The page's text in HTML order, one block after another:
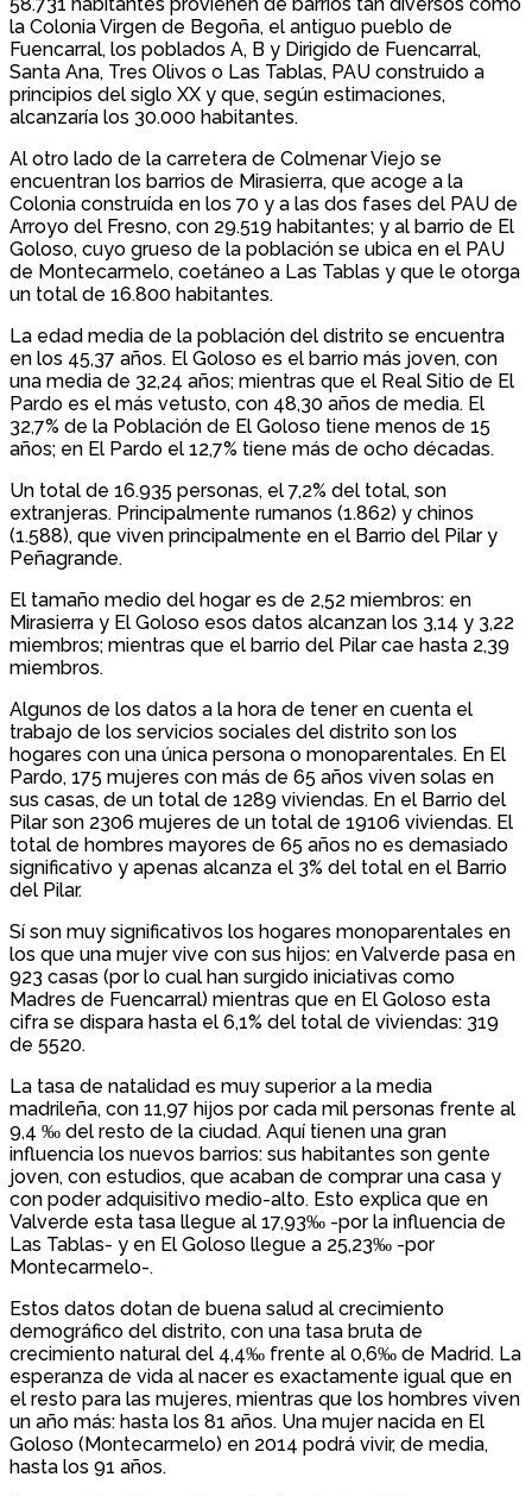
la Colonia Virgen de Begoña, el antiguo pueblo de
Fuencarral, los poblados A, B y Dirigido de Fuencarral,
Santa Ana, Tres Olivos o Las Tablas, PAU construido a
principios del siglo XX y que, según estimaciones,
alcanzaría los 30.000 habitantes.
Al otro lado de la carretera de Colmenar Viejo se
encuentran los barrios de Mirasierra, que acoge a la
Colonia construída en los 70 y a las dos fases del PAU de
Arroyo del Fresno, con 29.519 habitantes; y al barrio de El
Goloso, cuyo grueso de la población se ubica en el PAU
de Montecarmelo, coetáneo a Las Tablas y que le otorga
un total de 16.800 habitantes.
La edad media de la población del distrito se encuentra
en los 45,37 años. El Goloso es el barrio más joven, con
una media de 32,24 años; mientras que el Real Sitio de El
Pardo es el más vetusto, con 48,30 años de media. El
32,7% de la Población de El Goloso tiene menos de 15
años; en El Pardo el 12,7% tiene más de ocho décadas.
Un total de 16.935 personas, el 7,2% del total, son
extranjeras. Principalmente rumanos (1.862) y chinos
(1.588), que viven principalmente en el Barrio del Pilar y
Peñagrande.
El tamaño medio del hogar es de 2,52 miembros: en
Mirasierra y El Goloso esos datos alcanzan los 3,14 y 3,22
miembros; mientras que el barrio del Pilar cae hasta 2,39
miembros.
Algunos de los datos a la hora de tener en cuenta el
trabajo de los servicios sociales del distrito son los
hogares con una única persona o monoparentales. En El
Pardo, 175 mujeres con más de 65 años viven solas en
sus casas, de un total de 1289 viviendas. En el Barrio del
Pilar son 2306 mujeres de un total de 19106 viviendas. El
total de hombres mayores de 65 años no es demasiado
significativo y apenas alcanza el 3% del total en el Barrio
del Pilar.
Sí son muy significativos los hogares monoparentales en
los que una mujer vive con sus hijos: en Valverde pasa en
923 casas (por lo cual han surgido iniciativas como
Madres de Fuencarral) mientras que en El Goloso esta
cifra se dispara hasta el 6,1% del total de viviendas: 319
de 5520.
La tasa de natalidad es muy superior a la media
madrileña, con 11,97 hijos por cada mil personas frente al
9,4 ‰ del resto de la ciudad. Aquí tienen una gran
influencia los nuevos barrios: sus habitantes son gente
joven, con estudios, que acaban de comprar una casa y
con poder adquisitivo medio-alto. Esto explica que en
Valverde esta tasa llegue al 17,93‰ -por la influencia de
Las Tablas- y en El Goloso llegue a 25,23‰ -por
Montecarmelo-.
Estos datos dotan de buena salud al crecimiento
demográfico del distrito, con una tasa bruta de
crecimiento natural del 4,4‰ frente al 0,6‰ de Madrid. La
esperanza de vida al nacer es exactamente igual que en
el resto para las mujeres, mientras que los hombres viven
un año más: hasta los 81 años. Una mujer nacida en El
Goloso (Montecarmelo) en 2014 podrá vivir, de media,
hasta los 91 años.